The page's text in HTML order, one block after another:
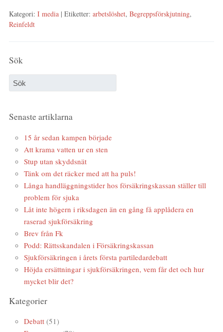
Kategori: I media | Etiketter: arbetslöshet, Begreppsförskjutning,
Reinfeldt
Sök
Senaste artiklarna
15 år sedan kampen började
Att krama vatten ur en sten
Stup utan skyddsnät
Tänk om det räcker med att ha puls!
Långa handläggningstider hos försäkringskassan ställer till
problem för sjuka
Låt inte högern i riksdagen än en gång få applådera en
raserad sjukförsäkring
Brev från Fk
Podd: Rättsskandalen i Försäkringskassan
Sjukförsäkringen i årets första partiledardebatt
Höjda ersättningar i sjukförsäkringen, vem får det och hur
mycket blir det?
Kategorier
Debatt(51)